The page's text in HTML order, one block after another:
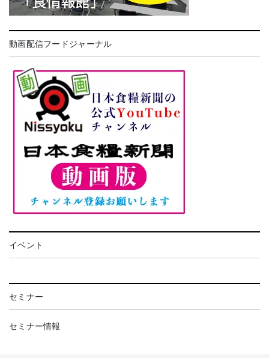
動画配信フードジャーナル
イベント
セミナー
セミナー情報